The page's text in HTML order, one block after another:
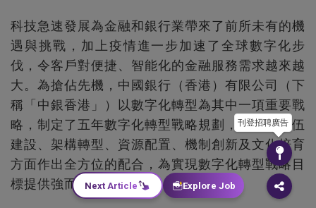
科技急速發展為金融和銀行業帶來了前所未有的機
遇與挑戰，加上疫情進一步加速了全球數字化步
伐，令客戶對便捷、智能化的金融服務需求越來越
大。為搶佔先機，中國銀行（香港）有限公司（下
稱「中銀香港」）以數字化轉型為其中一項重要戰
略，制定了五年數字化轉型戰略規劃，從人才隊伍
建設、架構轉型、資源配置、機制創新及文化培育
方面作出全方位的配合，為實現數字化轉型戰略目
標提供強而有力的支撐。
刊登招聘廣告
Next Article Explore Job